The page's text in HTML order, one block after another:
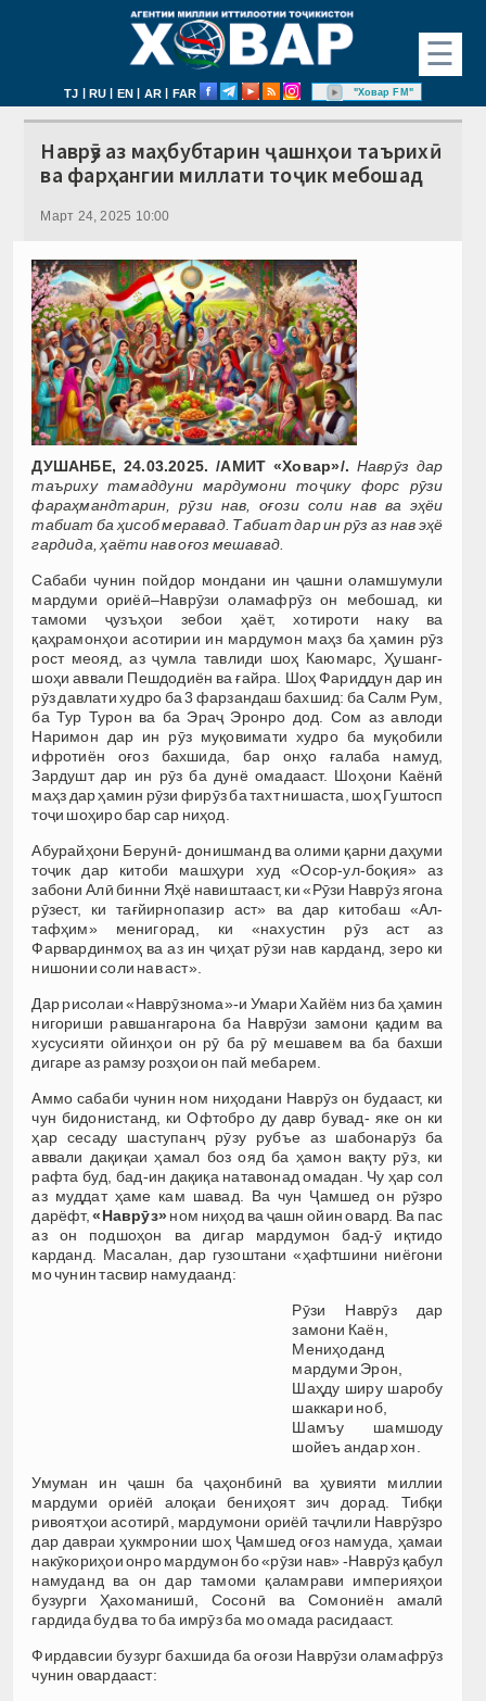
☰
TJ | RU | EN | AR | FAR "Ховар FM"
Наврӯз аз маҳбубтарин ҷашнҳои таърихӣ
ва фарҳангии миллати тоҷик мебошад
Март 24, 2025 10:00
ДУШАНБЕ, 24.03.2025. /АМИТ «Ховар»/. Наврӯз дар
таъриху тамаддуни мардумони тоҷику форс рӯзи
фараҳмандтарин, рӯзи нав, оғози соли нав ва эҳёи
табиат баҳисобмеравад. Табиатдар ин рӯз аз навэҳё
гардида,ҳаётинавоғоз мешавад.
Сабаби чунин пойдор мондани ин ҷашни оламшумули
мардуми ориёӣ–Наврӯзи оламафрӯз он мебошад, ки
тамоми ҷузъҳои зебои ҳаёт, хотироти наку ва
қаҳрамонҳои асотирии ин мардумон маҳз ба ҳамин рӯз
рост меояд, аз ҷумла тавлиди шоҳ Каюмарс, Ҳушанг-
шоҳи аввали Пешдодиён ва ғайра. Шоҳ Фариддун дар ин
рӯз давлати худро ба 3 фарзандаш бахшид: ба Салм Рум,
ба Тур Турон ва ба Эраҷ Эронро дод. Сом аз авлоди
Наримон дар ин рӯз муқовимати худро ба муқобили
ифротиён оғоз бахшида, бар онҳо ғалаба намуд,
Зардушт дар ин рӯз ба дунё омадааст. Шоҳони Каёнӣ
маҳз дар ҳамин рӯзи фирӯз ба тахт нишаста, шоҳ Гуштосп
тоҷи шоҳиро бар сар ниҳод.
Абурайҳони Берунӣ- донишманд ва олими қарни даҳуми
тоҷик дар китоби машҳури худ «Осор-ул-боқия» аз
забони Алӣ бинни Яҳё навиштааст, ки «Рӯзи Наврӯз ягона
рӯзест, ки тағйирнопазир аст» ва дар китобаш «Ал-
тафҳим» менигорад, ки «нахустин рӯз аст аз
Фарвардинмоҳ ва аз ин ҷиҳат рӯзи нав карданд, зеро ки
нишонии соли нав аст».
Дар рисолаи «Наврӯзнома»-и Умари Хайём низ ба ҳамин
нигориши равшангарона ба Наврӯзи замони қадим ва
хусусияти ойинҳои он рӯ ба рӯ мешавем ва ба бахши
дигаре аз рамзу розҳои он пай мебарем.
Аммо сабаби чунин ном ниҳодани Наврӯз он будааст, ки
чун бидонистанд, ки Офтобро ду давр бувад- яке он ки
ҳар сесаду шаступанҷ рӯзу рубъе аз шабонарӯз ба
аввали дақиқаи ҳамал боз ояд ба ҳамон вақту рӯз, ки
рафта буд, бад-ин дақиқа натавонад омадан. Чу ҳар сол
аз муддат ҳаме кам шавад. Ва чун Ҷамшед он рӯзро
дарёфт,«Наврӯз»ном ниҳод ва ҷашн ойин овард. Ва пас
аз он подшоҳон ва дигар мардумон бад-ӯ иқтидо
карданд. Масалан, дар гузоштани «ҳафтшини ниёгони
мо чунин тасвир намудаанд:
Рӯзи Наврӯз дар
замони Каён,
Мениҳоданд
мардуми Эрон,
Шаҳду ширу шаробу
шаккари ноб,
Шамъу шамшоду
шойеъ андар хон.
Умуман ин ҷашн ба ҷаҳонбинӣ ва ҳувияти миллии
мардуми ориёӣ алоқаи бениҳоят зич дорад. Тибқи
ривоятҳои асотирӣ, мардумони ориёӣ таҷлили Наврӯзро
дар давраи ҳукмронии шоҳ Ҷамшед оғоз намуда, ҳамаи
накӯкориҳои онро мардумон бо «рӯзи нав» -Наврӯз қабул
намуданд ва он дар тамоми қаламрави империяҳои
бузурги Ҳахоманишӣ, Сосонӣ ва Сомониён амалӣ
гардида буд ва то ба имрӯз ба мо омада расидааст.
Фирдавсии бузург бахшида ба оғози Наврӯзи оламафрӯз
чунин овардааст: